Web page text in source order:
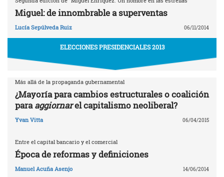
Miguel: de innombrable a superventas
Lucía Sepúlveda Ruiz 06/11/2014
ELECCIONES PRESIDENCIALES 2013
Más allá de la propaganda gubernamental
¿Mayoría para cambios estructurales o coalición
paraaggiornarel capitalismo neoliberal?
Yvan Vitta 06/04/2015
Entre el capital bancario y el comercial
Época de reformas y definiciones
Manuel Acuña Asenjo 14/06/2014